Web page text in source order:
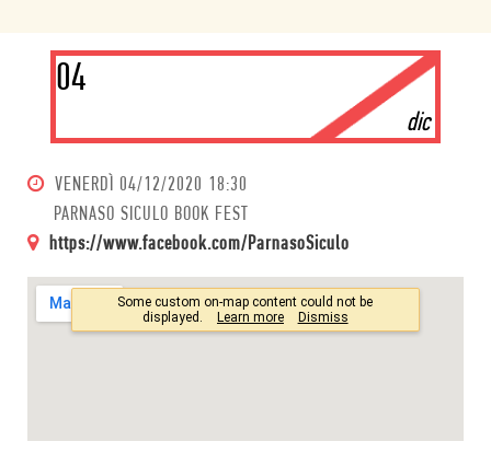
04
dic
VENERDÌ 04/12/2020 18:30
PARNASO SICULO BOOK FEST
https://www.facebook.com/ParnasoSiculo